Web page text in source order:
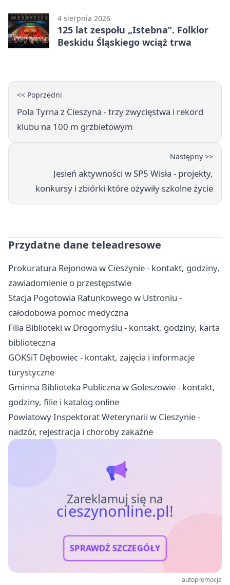
4 sierpnia 2026
125 lat zespołu „Istebna”. Folklor
Beskidu Śląskiego wciąż trwa
<< Poprzedni
Pola Tyrna z Cieszyna - trzy zwycięstwa i rekord
klubu na 100 m grzbietowym
Następny >>
Jesień aktywności w SP5 Wisła - projekty,
konkursy i zbiórki które ożywiły szkolne życie
Przydatne dane teleadresowe
Prokuratura Rejonowa w Cieszynie - kontakt, godziny,
zawiadomienie o przestępstwie
Stacja Pogotowia Ratunkowego w Ustroniu -
całodobowa pomoc medyczna
Filia Biblioteki w Drogomyślu - kontakt, godziny, karta
biblioteczna
GOKSiT Dębowiec - kontakt, zajęcia i informacje
turystyczne
Gminna Biblioteka Publiczna w Goleszowie - kontakt,
godziny, filie i katalog online
Powiatowy Inspektorat Weterynarii w Cieszynie -
nadzór, rejestracja i choroby zakaźne
Zareklamuj się na
cieszynonline.pl!
SPRAWDŹ SZCZEGÓŁY
autopromocja